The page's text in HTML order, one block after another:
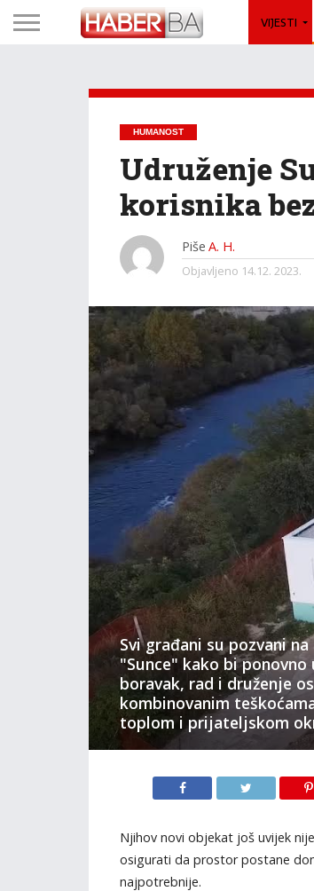
VIJESTI
HUMANOST
Udruženje
korisnika
Piše A. H.
Objavljeno 14.12. 2023.
Svi građani su pozvani
"Sunce" kako bi
boravak, rad i druženje
kombinovanim
toplom i prijateljskom
Njihov novi objekat još uvijek
osigurati da prostor postane
najpotrebnije.